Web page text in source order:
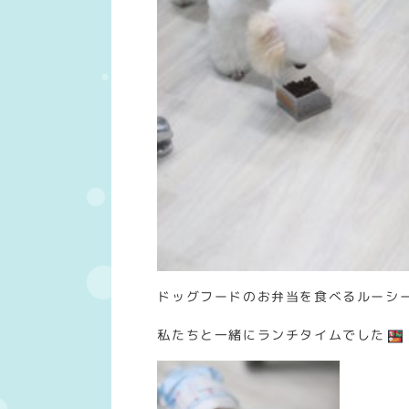
ドッグフードのお弁当を食べるルーシ
私たちと一緒にランチタイムでした